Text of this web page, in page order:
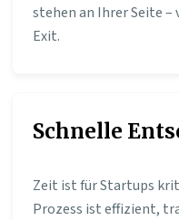
stehen an Ihrer Seite –
Exit.
Schnelle
Zeit ist für Startups
Prozess ist effizient,